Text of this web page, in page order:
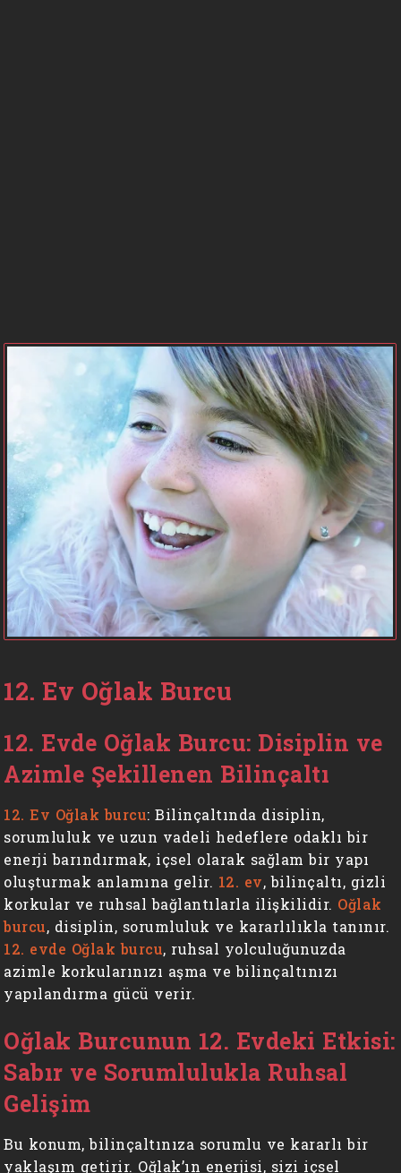
12. Ev Oğlak Burcu
12. Evde Oğlak Burcu: Disiplin ve
Azimle Şekillenen Bilinçaltı
12. Ev Oğlak burcu: Bilinçaltında disiplin,
sorumluluk ve uzun vadeli hedeflere odaklı bir
enerji barındırmak, içsel olarak sağlam bir yapı
oluşturmak anlamına gelir. 12. ev, bilinçaltı, gizli
korkular ve ruhsal bağlantılarla ilişkilidir. Oğlak
burcu, disiplin, sorumluluk ve kararlılıkla tanınır.
12. evde Oğlak burcu, ruhsal yolculuğunuzda
azimle korkularınızı aşma ve bilinçaltınızı
yapılandırma gücü verir.
Oğlak Burcunun 12. Evdeki Etkisi:
Sabır ve Sorumlulukla Ruhsal
Gelişim
Bu konum, bilinçaltınıza sorumlu ve kararlı bir
yaklaşım getirir. Oğlak’ın enerjisi, sizi içsel